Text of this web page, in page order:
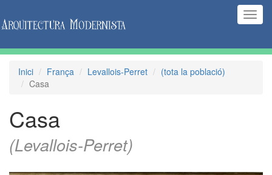
Inici França Levallois-Perret
(tota la població)
Casa
Casa
(Levallois-Perret)